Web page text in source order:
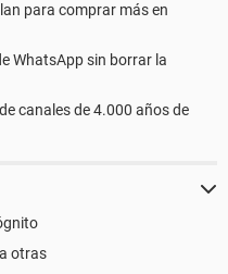
para comprar más en
WhatsApp sin borrar la
canales de 4.000 años de
otras